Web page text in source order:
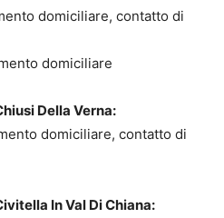
domiciliare, contatto di
domiciliare
Della Verna:
domiciliare, contatto di
In Val Di Chiana: